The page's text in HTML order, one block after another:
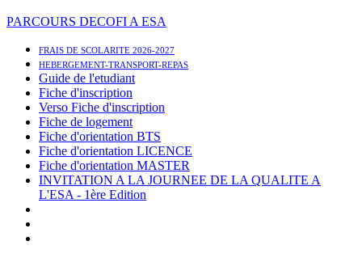
PARCOURS DECOFI A ESA
FRAIS DE SCOLARITE 2026-2027
HEBERGEMENT-TRANSPORT-REPAS
Guide de l'etudiant
Fiche d'inscription
Verso Fiche d'inscription
Fiche de logement
Fiche d'orientation BTS
Fiche d'orientation LICENCE
Fiche d'orientation MASTER
INVITATION A LA JOURNEE DE LA QUALITE A
L'ESA - 1ère Edition